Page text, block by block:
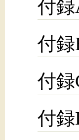
付
付
付
付